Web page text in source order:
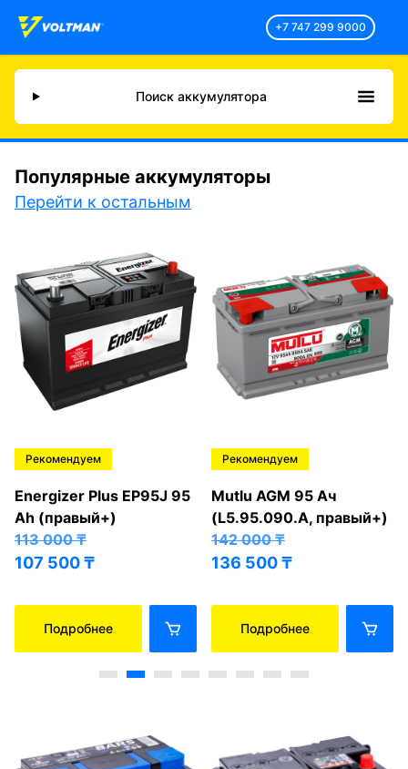
+7 747 299 9000
Поиск аккумулятора
Популярные аккумуляторы
Перейти к остальным
Рекомендуем
Energizer Plus EP95J 95
Ah (правый+)
113 000₸
107 500₸
Подробнее
Рекомендуем
Mutlu AGM 95 Ач
(L5.95.090.A, правый+)
142 000₸
136 500₸
Подробнее